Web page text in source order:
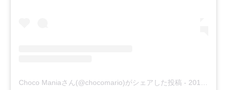
Choco Maniaさん(@chocomario)がシェアした投稿 - 2018年10月月3日午前6時14分PDT